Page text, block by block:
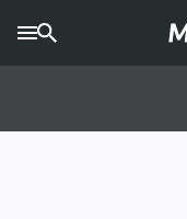
AGROTIMES